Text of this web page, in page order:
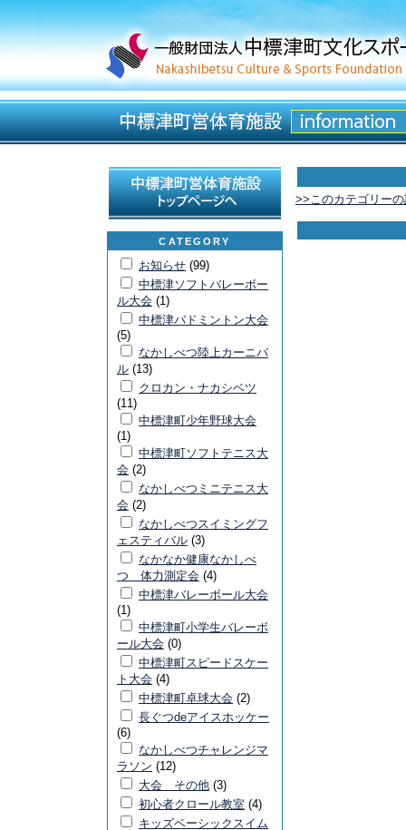
CATEGORY
お知らせ (99)
中標津ソフトバレーボー
ル大会 (1)
中標津バドミントン大会
(5)
なかしべつ陸上カーニバ
ル (13)
クロカン・ナカシベツ
(11)
中標津町少年野球大会
(1)
中標津町ソフトテニス大
会 (2)
なかしべつミニテニス大
会 (2)
なかしべつスイミングフ
ェスティバル (3)
なかなか健康なかしべ
つ 体力測定会 (4)
中標津バレーボール大会
(1)
中標津町小学生バレーボ
ール大会 (0)
中標津町スピードスケー
ト大会 (4)
中標津町卓球大会 (2)
長ぐつdeアイスホッケー
(6)
なかしべつチャレンジマ
ラソン (12)
大会 その他 (3)
初心者クロール教室 (4)
キッズベーシックスイム
>>このカテゴリー